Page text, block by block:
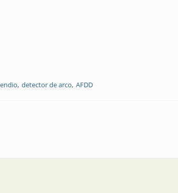
detector de arco AFDD